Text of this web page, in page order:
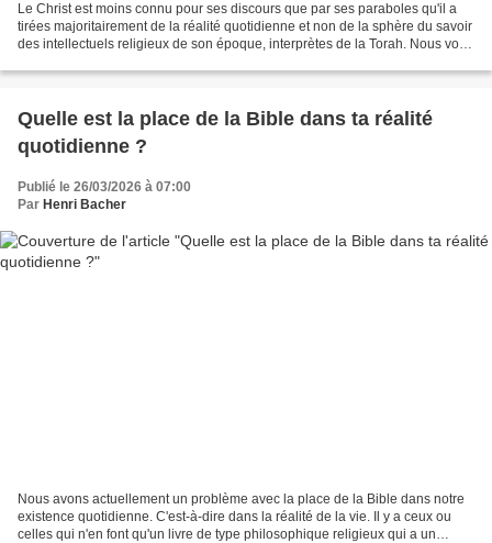
Le Christ est moins connu pour ses discours que par ses paraboles qu'il a
tirées majoritairement de la réalité quotidienne et non de la sphère du savoir
des intellectuels religieux de son époque, interprètes de la Torah. Nous vous
Quelle est la place de la Bible dans ta réalité
quotidienne ?
Publié le 26/03/2026 à 07:00
Par Henri Bacher
Nous avons actuellement un problème avec la place de la Bible dans notre
existence quotidienne. C'est-à-dire dans la réalité de la vie. Il y a ceux ou
celles qui n'en font qu'un livre de type philosophique religieux qui a un